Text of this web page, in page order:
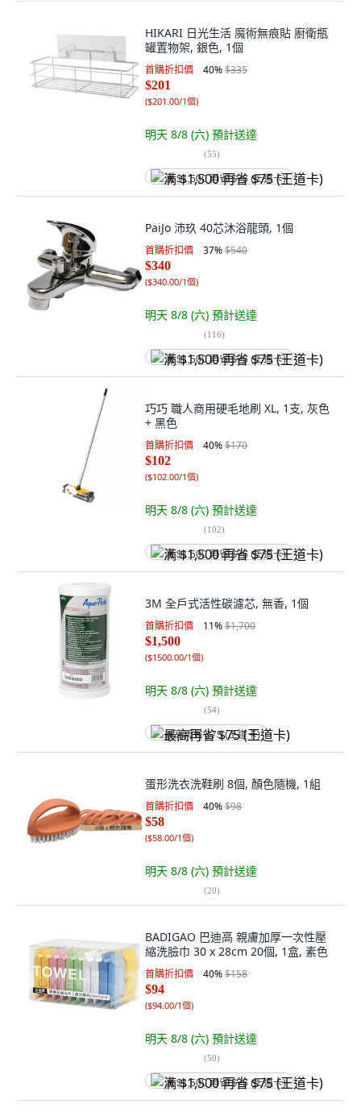
HIKARI 日光生活 魔術無痕貼 廚衛瓶
罐置物架, 銀色, 1個
首購折扣價 40%$335
$201
($201.00/1個)
明天 8/8 (六) 預計送達
(55)
满 $1,500 再省 $75 (王道卡)
PaiJo 沛玖 40芯沐浴龍頭, 1個
首購折扣價 37%$540
$340
($340.00/1個)
明天 8/8 (六) 預計送達
(116)
满 $1,500 再省 $75 (王道卡)
巧巧 職人商用硬毛地刷 XL, 1支, 灰色
+ 黑色
首購折扣價 40%$170
$102
($102.00/1個)
明天 8/8 (六) 預計送達
(102)
满 $1,500 再省 $75 (王道卡)
3M 全戶式活性碳濾芯, 無香, 1個
首購折扣價 11%$1,700
$1,500
($1500.00/1個)
明天 8/8 (六) 預計送達
(54)
最高再省 $75 (王道卡)
蛋形洗衣洗鞋刷 8個, 顏色隨機, 1組
首購折扣價 40%$98
$58
($58.00/1個)
明天 8/8 (六) 預計送達
(20)
BADIGAO 巴迪高 親膚加厚一次性壓
縮洗臉巾 30 x 28cm 20個, 1盒, 素色
首購折扣價 40%$158
$94
($94.00/1個)
明天 8/8 (六) 預計送達
(50)
满 $1,500 再省 $75 (王道卡)